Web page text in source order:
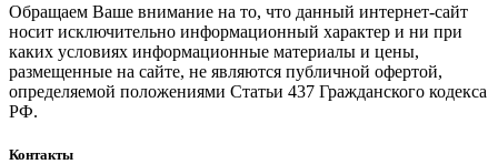
Обращаем Ваше внимание на то, что данный интернет-сайт
носит исключительно информационный характер и ни при
каких условиях информационные материалы и цены,
размещенные на сайте, не являются публичной офертой,
определяемой положениями Статьи 437 Гражданского кодекса
РФ.
Контакты